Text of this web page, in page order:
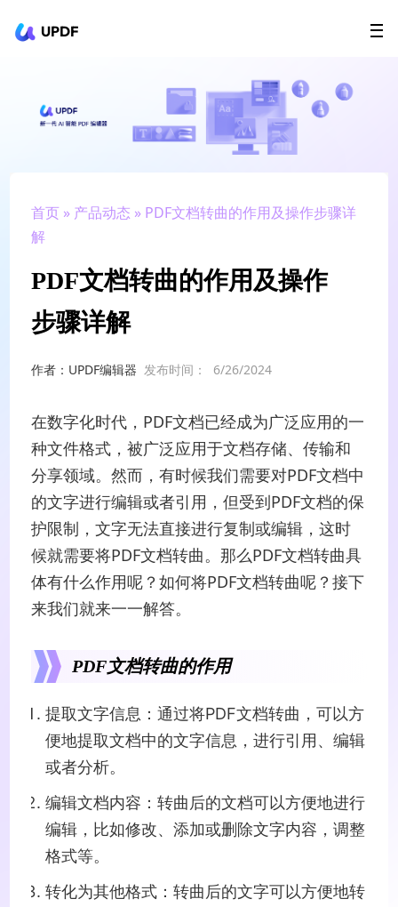
UPDF
AI Agents
政企采购
升级会员
首页 » 产品动态 » PDF文档转曲的作用及操作步骤详
解
PDF文档转曲的作用及操作
步骤详解
作者：UPDF编辑器 发布时间： 6/26/2024
在数字化时代，PDF文档已经成为广泛应用的一
种文件格式，被广泛应用于文档存储、传输和
分享领域。然而，有时候我们需要对PDF文档中
的文字进行编辑或者引用，但受到PDF文档的保
护限制，文字无法直接进行复制或编辑，这时
候就需要将PDF文档转曲。那么PDF文档转曲具
体有什么作用呢？如何将PDF文档转曲呢？接下
来我们就来一一解答。
PDF文档转曲的作用
提取文字信息：通过将PDF文档转曲，可以方
便地提取文档中的文字信息，进行引用、编辑
或者分析。
编辑文档内容：转曲后的文档可以方便地进行
编辑，比如修改、添加或删除文字内容，调整
格式等。
转化为其他格式：转曲后的文字可以方便地转